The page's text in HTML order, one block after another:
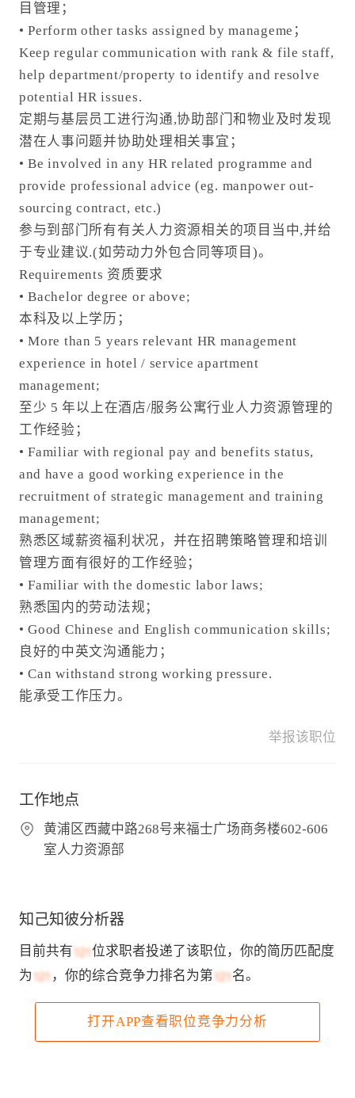
目管理；
• Perform other tasks assigned by manageme；
Keep regular communication with rank & file staff,
help department/property to identify and resolve
potential HR issues.
定期与基层员工进行沟通,协助部门和物业及时发现
潜在人事问题并协助处理相关事宜；
• Be involved in any HR related programme and
provide professional advice (eg. manpower out-
sourcing contract, etc.)
参与到部门所有有关人力资源相关的项目当中,并给
于专业建议.(如劳动力外包合同等项目)。
Requirements 资质要求
• Bachelor degree or above;
本科及以上学历；
• More than 5 years relevant HR management
experience in hotel / service apartment
management;
至少 5 年以上在酒店/服务公寓行业人力资源管理的
工作经验；
• Familiar with regional pay and benefits status,
and have a good working experience in the
recruitment of strategic management and training
management;
熟悉区域薪资福利状况，并在招聘策略管理和培训
管理方面有很好的工作经验；
• Familiar with the domestic labor laws;
熟悉国内的劳动法规；
• Good Chinese and English communication skills;
良好的中英文沟通能力；
• Can withstand strong working pressure.
能承受工作压力。
举报该职位
工作地点
黄浦区西藏中路268号来福士广场商务楼602-606
室人力资源部
知己知彼分析器
目前共有
位求职者投递了该职位，你的简历匹配度
为
，你的综合竞争力排名为第 名。
打开APP查看职位竞争力分析